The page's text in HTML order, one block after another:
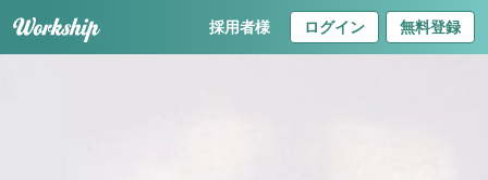
採用者様 ログイン 無料登録